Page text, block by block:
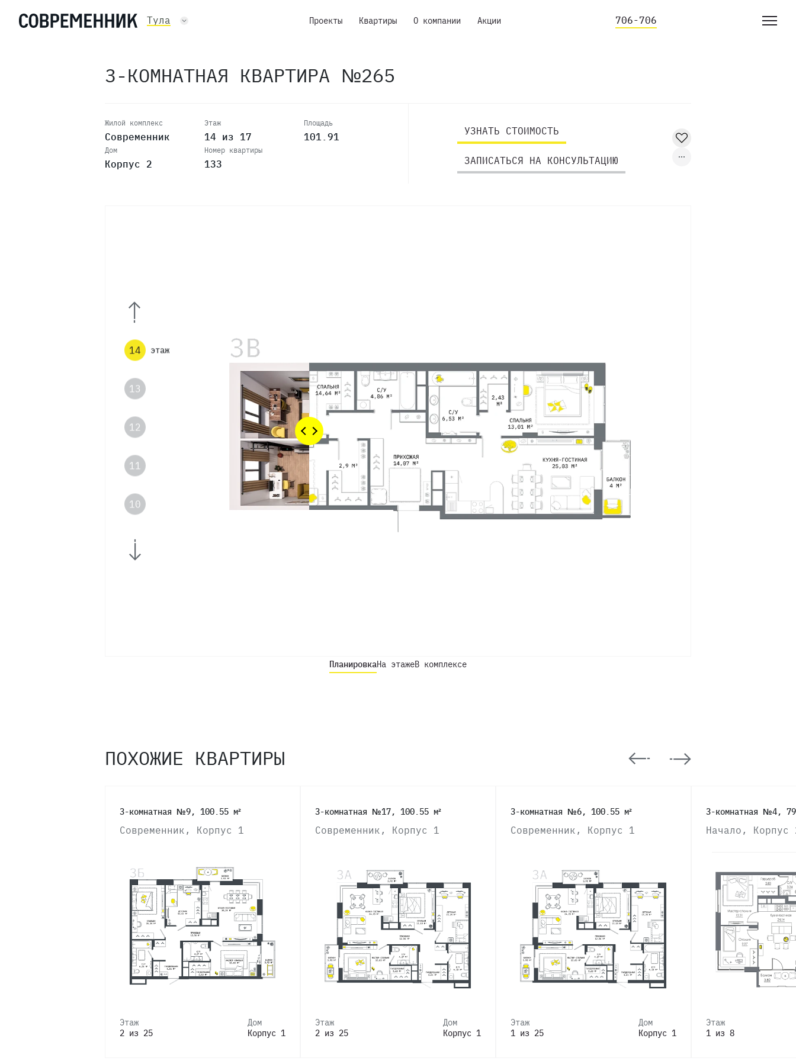
Тула Проекты Квартиры О компании Акции 706-706
3-КОМНАТНАЯ КВАРТИРА №265
Жилой комплекс
Современник
Дом
Корпус 2
Этаж
14 из 17
Номер квартиры
133
Площадь
101.91 УЗНАТЬ СТОИМОСТЬ
ЗАПИСАТЬСЯ НА КОНСУЛЬТАЦИЮ
15
14 этаж
13
12
11
10
9
2
ПланировкаНа этажеВ комплексе
ПОХОЖИЕ КВАРТИРЫ
3-комнатная №9, 100.55 м²
Современник, Корпус 1
Этаж
2 из 25
Дом
Корпус 1
3-комнатная №17, 100.55 м²
Современник, Корпус 1
Этаж
2 из 25
Дом
Корпус 1
3-комнатная №6, 100.55 м²
Современник, Корпус 1
Этаж
1 из 25
Дом
Корпус 1
3-комнатная №4,
Начало, Корпус
Этаж
1 из 8